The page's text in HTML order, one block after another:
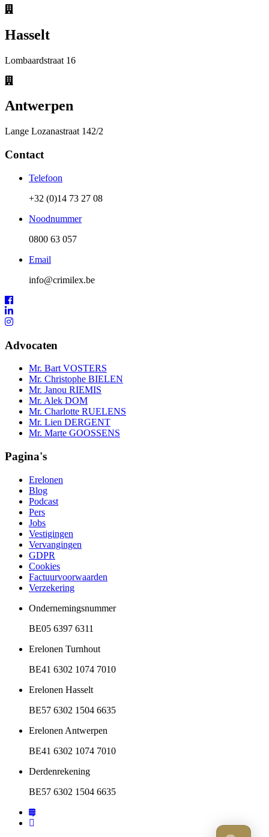
Hasselt
Lombaardstraat 16
Antwerpen
Lange Lozanastraat 142/2
Contact
Telefoon
+32 (0)14 73 27 08
Noodnummer
0800 63 057
Email
info@crimilex.be
Advocaten
Mr. Bart VOSTERS
Mr. Christophe BIELEN
Mr. Janou RIEMIS
Mr. Alek DOM
Mr. Charlotte RUELENS
Mr. Lien DERGENT
Mr. Marte GOOSSENS
Pagina's
Erelonen
Blog
Podcast
Pers
Jobs
Vestigingen
Vervangingen
GDPR
Cookies
Factuurvoorwaarden
Verzekering
Ondernemingsnummer
BE05 6397 6311
Erelonen Turnhout
BE41 6302 1074 7010
Erelonen Hasselt
BE57 6302 1504 6635
Erelonen Antwerpen
BE41 6302 1074 7010
Derdenrekening
BE57 6302 1504 6635